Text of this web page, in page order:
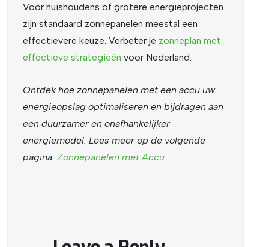
Voor huishoudens of grotere energieprojecten
zijn standaard zonnepanelen meestal een
effectievere keuze. Verbeter je zonneplan met
effectieve strategieën voor Nederland.
Ontdek hoe zonnepanelen met een accu uw
energieopslag optimaliseren en bijdragen aan
een duurzamer en onafhankelijker
energiemodel. Lees meer op de volgende
pagina: Zonnepanelen met Accu